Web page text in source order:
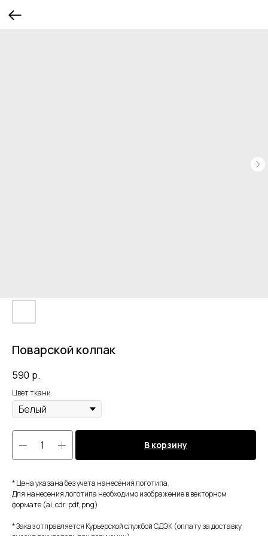
Поварской колпак
590 р.
Цвет ткани
В корзину
* Цена указана без учета нанесения логотипа.
Для нанесения логотипа необходимо изображение в векторном
формате (ai, cdr, pdf, png)
* Заказ отправляется Курьерской службой СДЭК (оплату за доставку